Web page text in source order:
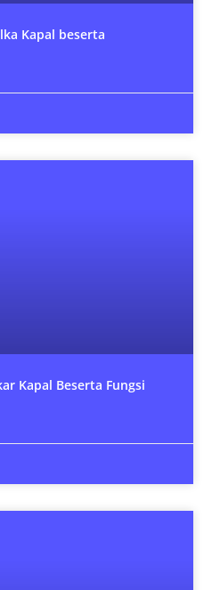
Kapal beserta
Kapal Beserta Fungsi